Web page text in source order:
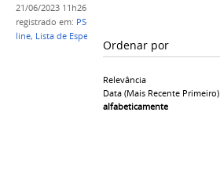
Ordenar por
Relevância
Data (mais Recente Primeiro)
alfabeticamente
21/06/2023 11h26
registrado em: PS-ICG 2023
line, Lista de Espera